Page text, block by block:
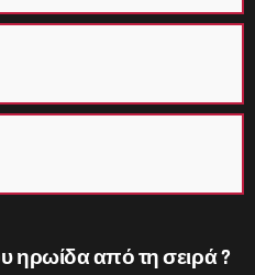
ηρωίδα από τη σειρά ?